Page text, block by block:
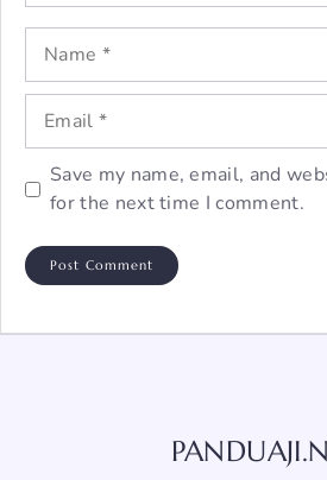
Name
Email
Save my name, email, and
for the next time I comment.